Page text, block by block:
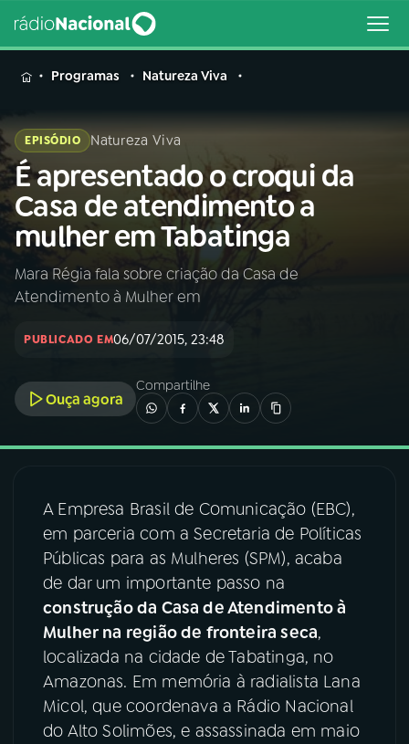
MENU
Buscar
na
Rádio
Nacional
Buscar
AO VIVO
INÍCIO
A RÁDIO
03PROGRAMAÇÃO
04PROGRAMAS
PODCASTS
06 VIDEOCASTS
Programas Natureza Viva
EPISÓDIO Natureza Viva
É apresentado o croqui da
Casa de atendimento a
mulher em Tabatinga
Mara Régia fala sobre criação da Casa de
Atendimento à Mulher em
PUBLICADO EM06/07/2015, 23:48
Ouça agora
Compartilhe
A Empresa Brasil de Comunicação (EBC),
em parceria com a Secretaria de Políticas
Públicas para as Mulheres (SPM), acaba
de dar um importante passo na
construção da Casa de Atendimento à
Mulher na região de fronteira seca,
localizada na cidade de Tabatinga, no
Amazonas. Em memória à radialista Lana
Micol, que coordenava a Rádio Nacional
do Alto Solimões, e assassinada em maio